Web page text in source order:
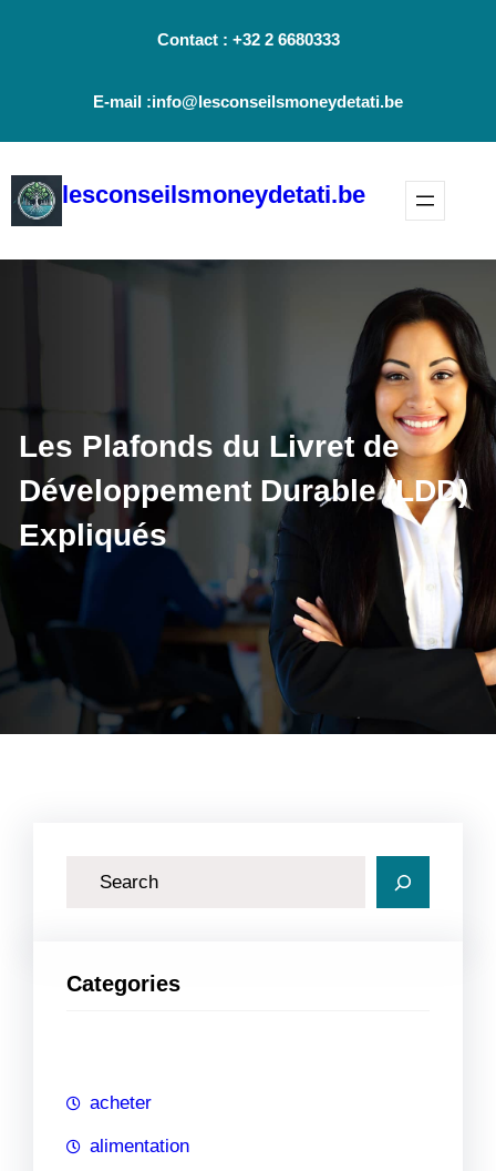
Contact : +32 2 6680333
E-mail :info@lesconseilsmoneydetati.be
lesconseilsmoneydetati.be
Les Plafonds du Livret de
Développement Durable (LDD)
Expliqués
h
Categories
acheter
alimentation